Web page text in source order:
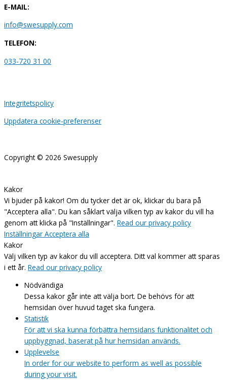
E-MAIL:
info@swesupply.com
TELEFON:
033-720 31 00
Integritetspolicy
Uppdatera cookie-preferenser
Copyright © 2026 Swesupply
Kakor
Vi bjuder på kakor! Om du tycker det är ok, klickar du bara på
"Acceptera alla". Du kan såklart välja vilken typ av kakor du vill ha
genom att klicka på "Inställningar". Read our privacy policy
Inställningar Acceptera alla
Kakor
Välj vilken typ av kakor du vill acceptera. Ditt val kommer att sparas
i ett år. Read our privacy policy
Nödvändiga
Dessa kakor går inte att välja bort. De behövs för att
hemsidan över huvud taget ska fungera.
Statistik
För att vi ska kunna förbättra hemsidans funktionalitet och
uppbyggnad, baserat på hur hemsidan används.
Upplevelse
In order for our website to perform as well as possible
during your visit.